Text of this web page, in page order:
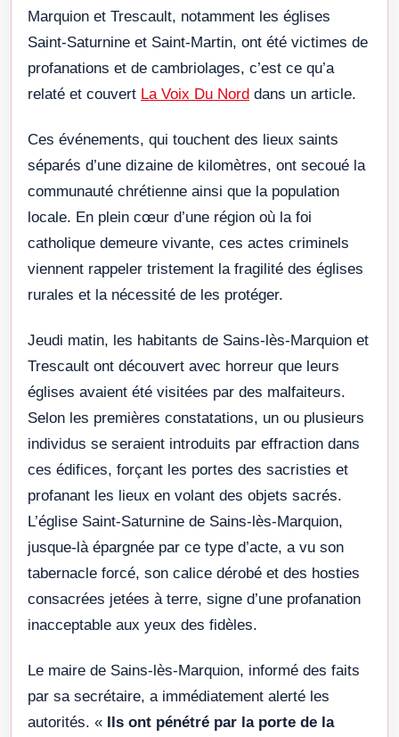
Marquion et Trescault, notamment les églises
Saint-Saturnine et Saint-Martin, ont été victimes de
profanations et de cambriolages, c’est ce qu’a
relaté et couvert La Voix Du Nord dans un article.
Ces événements, qui touchent des lieux saints
séparés d’une dizaine de kilomètres, ont secoué la
communauté chrétienne ainsi que la population
locale. En plein cœur d’une région où la foi
catholique demeure vivante, ces actes criminels
viennent rappeler tristement la fragilité des églises
rurales et la nécessité de les protéger.
Jeudi matin, les habitants de Sains-lès-Marquion et
Trescault ont découvert avec horreur que leurs
églises avaient été visitées par des malfaiteurs.
Selon les premières constatations, un ou plusieurs
individus se seraient introduits par effraction dans
ces édifices, forçant les portes des sacristies et
profanant les lieux en volant des objets sacrés.
L’église Saint-Saturnine de Sains-lès-Marquion,
jusque-là épargnée par ce type d’acte, a vu son
tabernacle forcé, son calice dérobé et des hosties
consacrées jetées à terre, signe d’une profanation
inacceptable aux yeux des fidèles.
Le maire de Sains-lès-Marquion, informé des faits
par sa secrétaire, a immédiatement alerté les
autorités. « Ils ont pénétré par la porte de la